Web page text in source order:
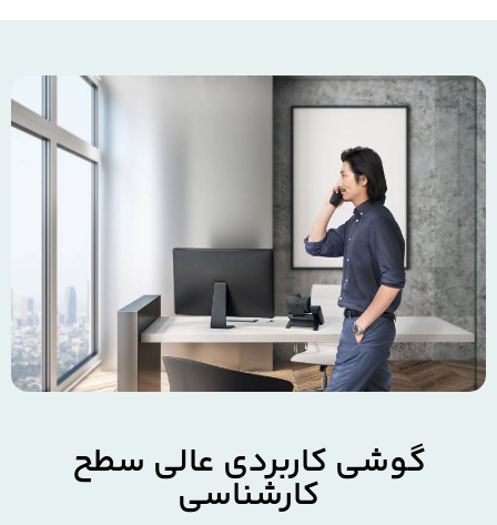
گوشی کاربردی عالی سطح
کارشناسی